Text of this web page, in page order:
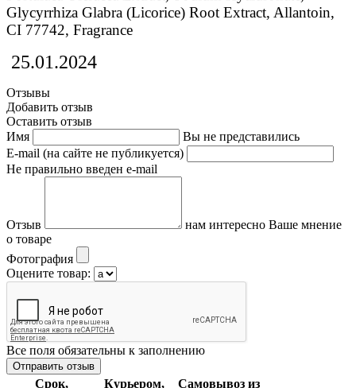
Glycyrrhiza Glabra (Licorice) Root Extract, Allantoin,
CI 77742, Fragrance
25.01.2024
Отзывы
Добавить отзыв
Оставить отзыв
Имя
Вы не представились
E-mail (на сайте не публикуется)
Не правильно введен e-mail
Отзыв
нам интересно Ваше мнение
о товаре
Фотография
Оцените товар:
Все поля обязательны к заполнению
Срок,
Курьером,
Самовывоз из